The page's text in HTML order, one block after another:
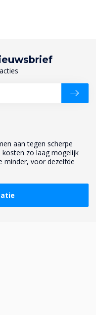
aan tegen scherpe
kosten zo laag mogelijk
minder, voor dezelfde